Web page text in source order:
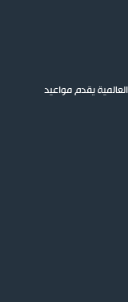
يقدم مواعيد